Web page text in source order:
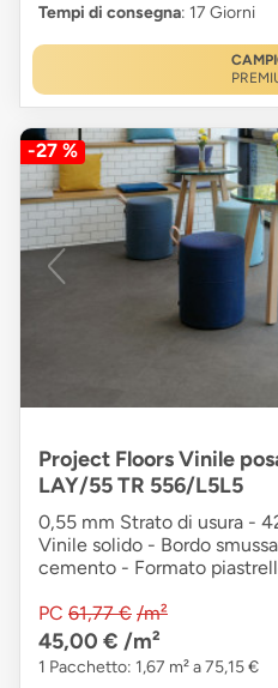
Tempi di consegna: 17 Giorni
-27 %
Project Floors Vinile
LAY/55 TR 556/L5L5
0,55 mm Strato di usura -
Vinile solido - Bordo
cemento - Formato
PC 61,77 € /m²
45,00 € /m²
1 Pacchetto: 1,67 m² a 75,15 €